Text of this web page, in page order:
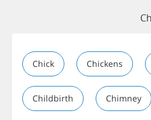
Chick Chickens
Childbirth Chimney